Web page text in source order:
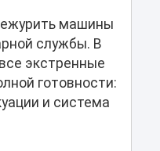
машины
службы. В
экстренные
готовности:
и система